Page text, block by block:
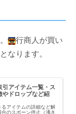
行商人が買い
なります。
引アイテム一覧・ス
やドロップなど紹
アイテムの詳細など解
のスポーン停止（沸き